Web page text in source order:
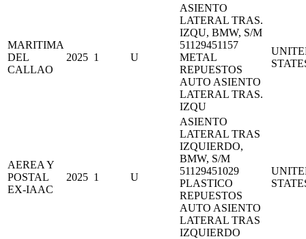
MARITIMA
DEL
CALLAO
2025 1 U
ASIENTO
LATERAL TRAS.
IZQU, BMW, S/M
51129451157
METAL
REPUESTOS
AUTO ASIENTO
LATERAL TRAS.
IZQU
AEREA Y
POSTAL
EX-IAAC
2025 1 U
ASIENTO
LATERAL TRAS
IZQUIERDO,
BMW, S/M
51129451029
PLASTICO
REPUESTOS
AUTO ASIENTO
LATERAL TRAS
IZQUIERDO